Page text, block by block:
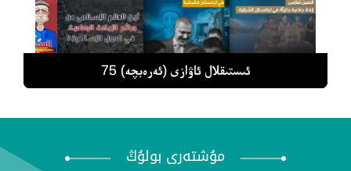
ئىستىقلال ئاۋازى (ئەرەبچە) 79
ئىستىقلال ئاۋازى (ئەرەبچە) 78
ئىستىقلال ئاۋازى (ئەرەبچە) 77
ئىستىقلال ئاۋازى (ئەرەبچە) 76
ئىستىقلال ئاۋازى (ئەرەبچە) 75
مۇشتەرى بولۇڭ